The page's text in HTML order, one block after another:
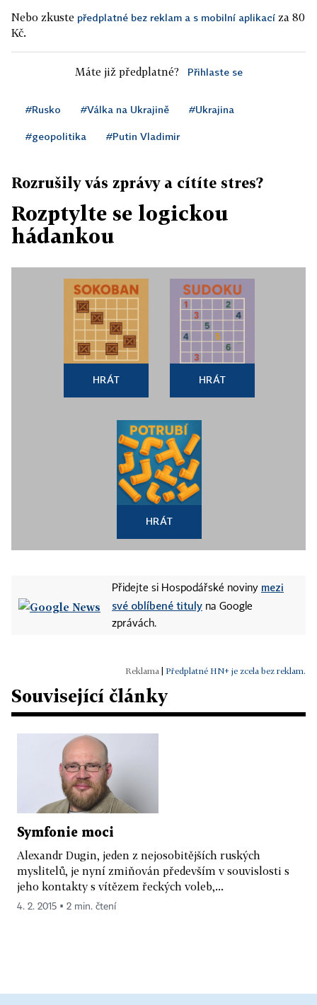
Nebo zkuste předplatné bez reklam a s mobilní aplikací za 80
Kč.
Máte již předplatné? Přihlaste se
#Rusko #Válka na Ukrajině #Ukrajina
#geopolitika #Putin Vladimir
Rozrušily vás zprávy a cítíte stres?
Rozptylte se logickou
hádankou
HRÁT HRÁT
HRÁT
Přidejte si Hospodářské noviny mezi
své oblíbené tituly na Google
zprávách.
Předplatné HN+ je zcela bez reklam.
Související články
Symfonie moci
Alexandr Dugin, jeden z nejosobitějších ruských
myslitelů, je nyní zmiňován především v souvislosti s
jeho kontakty s vítězem řeckých voleb,...
4. 2. 2015 ▪ 2 min. čtení